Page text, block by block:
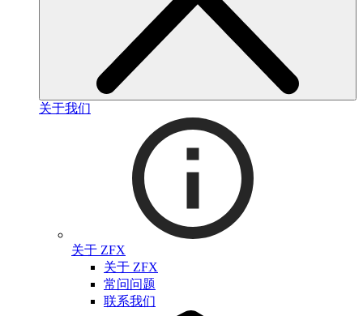
关于我们
关于 ZFX
关于 ZFX
常问问题
联系我们